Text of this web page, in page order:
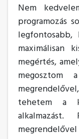
Nem
programozás
maximálisan
megértés,
megosztom
tehetem a